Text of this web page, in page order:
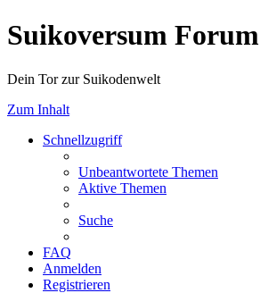
Suikoversum Forum
Dein Tor zur Suikodenwelt
Zum Inhalt
Schnellzugriff
Unbeantwortete Themen
Aktive Themen
Suche
FAQ
Anmelden
Registrieren